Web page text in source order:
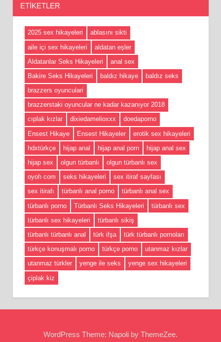
ETIKETLER
2025 sex hikayeleri
ablasını sikti
aile içi sex hikayeleri
aldatan eşler
Aldatanlar Seks Hikayeleri
anal sex
Bakire Seks Hikayeleri
baldız hikaye
baldız seks
brazzers oyunculari
brazzerstaki oyuncular ne kadar kazanıyor 2018
cıplak kızlar
dixiedamelioxxx
doedaporno
Ensest Hikaye
Ensest Hikayeler
erotik sex hikayeleri
hdxtürkçe
hijap anal hijap anal porn
hijap anal sex
hijap sex
olgun türbanlı
olgun türbanlı sex
oyoh com
seks hikayeleri
sex itiraf sayfası
sex itirafı
türbanlı anal porno
türbanlı anal sex
türbanlı porno
Türbanlı Seks Hikayeleri
türbanlı sex
türbanlı sex hikayeleri
türbanlı sikiş
türbanlı türbanlı anal
türk ifşa
türk türbanlı pornoları
türkçe konuşmalı porno
türkçe porno
utanmaz kızlar
utanmaz türkler
yenge ile seks
yenge sex hikayeleri
çiplak kiz
WordPress Theme: Napoli by ThemeZee.